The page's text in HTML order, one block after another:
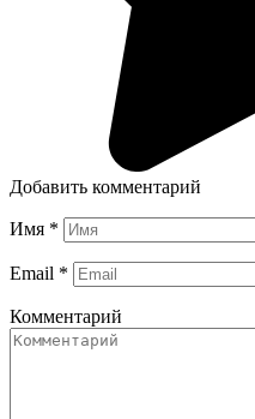
Добавить комментарий
Имя *
Email *
Комментарий